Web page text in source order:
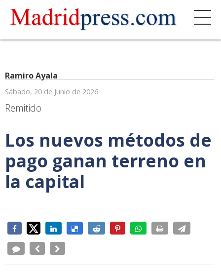
Ramiro Ayala
Sábado, 20 de Junio de 2026
Remitido
Los nuevos métodos de
pago ganan terreno en
la capital